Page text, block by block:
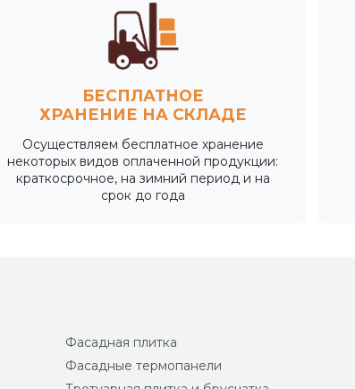
БЕСПЛАТНОЕ
ХРАНЕНИЕ НА СКЛАДЕ
Осуществляем бесплатное хранение
некоторых видов оплаченной продукции:
краткосрочное, на зимний период и на
срок до года
Фасадная плитка
Фасадные термопанели